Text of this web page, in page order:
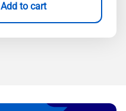
Add to cart